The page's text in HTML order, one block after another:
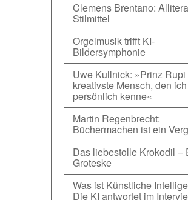
Clemens Brentano:
Stilmittel
Orgelmusik trifft KI-
Bildersymphonie
Uwe Kullnick: »Prinz Rupi
kreativste Mensch, den ich
persönlich kenne«
Martin Regenbrecht:
Büchermachen ist ein
Das liebestolle Krokodil –
Groteske
Was ist Künstliche
Die KI antwortet im